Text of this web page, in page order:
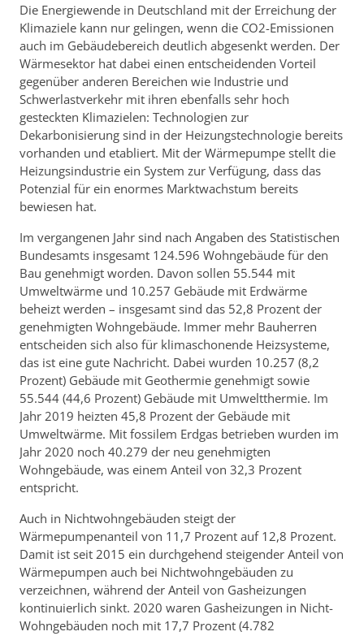
Die Energiewende in Deutschland mit der Erreichung der
Klimaziele kann nur gelingen, wenn die CO2-Emissionen
auch im Gebäudebereich deutlich abgesenkt werden. Der
Wärmesektor hat dabei einen entscheidenden Vorteil
gegenüber anderen Bereichen wie Industrie und
Schwerlastverkehr mit ihren ebenfalls sehr hoch
gesteckten Klimazielen: Technologien zur
Dekarbonisierung sind in der Heizungstechnologie bereits
vorhanden und etabliert. Mit der Wärmepumpe stellt die
Heizungsindustrie ein System zur Verfügung, dass das
Potenzial für ein enormes Marktwachstum bereits
bewiesen hat.
Im vergangenen Jahr sind nach Angaben des Statistischen
Bundesamts insgesamt 124.596 Wohngebäude für den
Bau genehmigt worden. Davon sollen 55.544 mit
Umweltwärme und 10.257 Gebäude mit Erdwärme
beheizt werden – insgesamt sind das 52,8 Prozent der
genehmigten Wohngebäude. Immer mehr Bauherren
entscheiden sich also für klimaschonende Heizsysteme,
das ist eine gute Nachricht. Dabei wurden 10.257 (8,2
Prozent) Gebäude mit Geothermie genehmigt sowie
55.544 (44,6 Prozent) Gebäude mit Umweltthermie. Im
Jahr 2019 heizten 45,8 Prozent der Gebäude mit
Umweltwärme. Mit fossilem Erdgas betrieben wurden im
Jahr 2020 noch 40.279 der neu genehmigten
Wohngebäude, was einem Anteil von 32,3 Prozent
entspricht.
Auch in Nichtwohngebäuden steigt der
Wärmepumpenanteil von 11,7 Prozent auf 12,8 Prozent.
Damit ist seit 2015 ein durchgehend steigender Anteil von
Wärmepumpen auch bei Nichtwohngebäuden zu
verzeichnen, während der Anteil von Gasheizungen
kontinuierlich sinkt. 2020 waren Gasheizungen in Nicht-
Wohngebäuden noch mit 17,7 Prozent (4.782